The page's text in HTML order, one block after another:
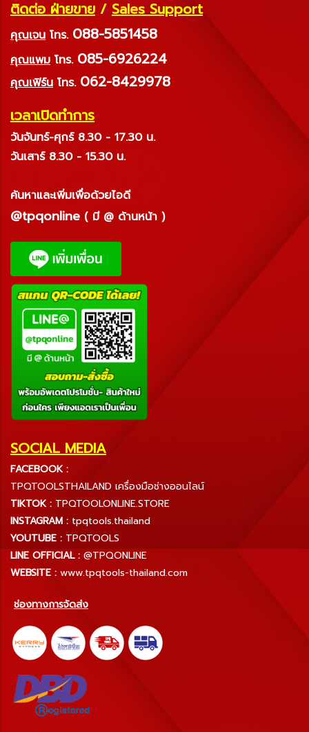
ติดต่อ ฝ่ายขาย / Sales Support
คุณเจน โทร. 088-5851458
คุณแพม โทร. 085-6926224
คุณเฟิร์น โทร. 062-8429978
เวลาเปิดทำการ
วันจันทร์-ศุกร์ 8.30 - 17.30 น.
วันเสาร์ 8.30 - 15.30 น.
ค้นหาและเพิ่มเพื่อด้วยไอดี
@tpqonline ( มี @ ด้านหน้า )
SOCIAL MEDIA
FACEBOOK :
TPQTOOLSTHAILAND เครื่องมือช่างออนไลน์
TIKTOK : TPQTOOLONLINE.STORE
INSTAGRAM : tpqtools.thailand
YOUTUBE : TPQTOOLS
LINE OFFICIAL : @TPQONLINE
WEBSITE : www.tpqtools-thailand.com
ช่องทางการจัดส่ง